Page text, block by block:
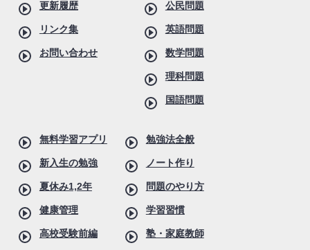
更新履歴
リンク集
お問い合わせ
公民問題
英語問題
数学問題
理科問題
国語問題
無料学習アプリ
新入生の勉強
夏休み1,2年
健康管理
高校受験前編
勉強法全般
ノート作り
問題のやり方
学習習慣
塾・家庭教師